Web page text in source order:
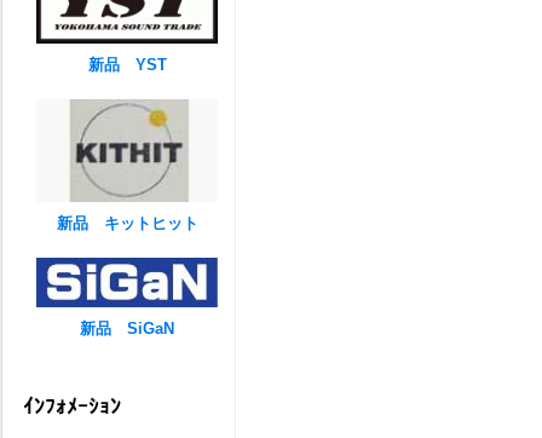
新品 YST
新品 キットヒット
新品 SiGaN
ｲﾝﾌｫﾒｰｼｮﾝ